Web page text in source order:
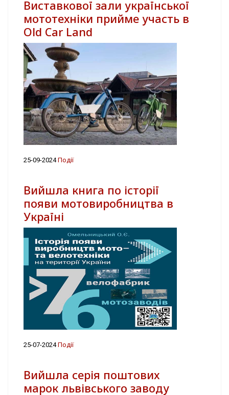
Виставкової зали української
мототехніки прийме участь в
Old Car Land
25-09-2024Події
Вийшла книга по історії
появи мотовиробництва в
Україні
25-07-2024Події
Вийшла серія поштових
марок львівського заводу